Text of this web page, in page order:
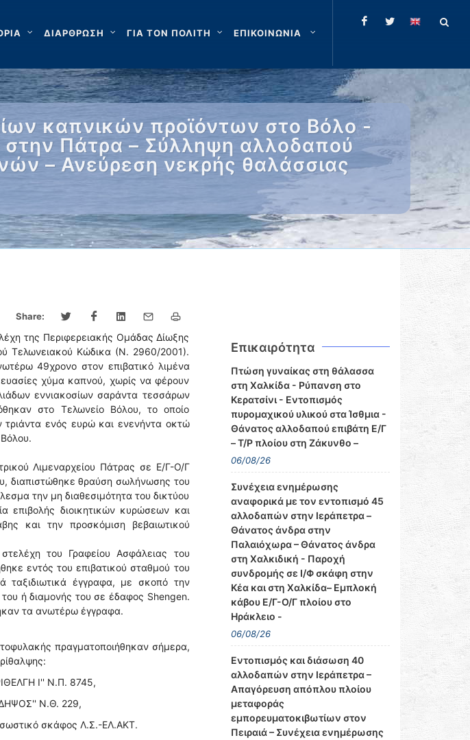
ΔΙΑΡΘΡΩΣΗ ΓΙΑ ΤΟΝ ΠΟΛΙΤΗ ΕΠΙΚΟΙΝΩΝΙΑ
καπνικών προϊόντων στο Βόλο -
Πάτρα – Σύλληψη αλλοδαπού
– Ανεύρεση νεκρής θαλάσσιας
Share:
της Περιφερειακής Ομάδας Δίωξης
Τελωνειακού Κώδικα (Ν. 2960/2001).
49χρονο στον επιβατικό λιμένα
χύμα καπνού, χωρίς να φέρουν
εννιακοσίων σαράντα τεσσάρων
στο Τελωνείο Βόλου, το οποίο
ενός ευρώ και ενενήντα οκτώ
Λιμεναρχείου Πάτρας σε Ε/Γ-Ο/Γ
διαπιστώθηκε θραύση σωλήνωσης του
την μη διαθεσιμότητα του δικτύου
επιβολής διοικητικών κυρώσεων και
και την προσκόμιση βεβαιωτικού
του Γραφείου Ασφάλειας του
εντός του επιβατικού σταθμού του
ταξιδιωτικά έγγραφα, με σκοπό την
ή διαμονής του σε έδαφος Shengen.
τα ανωτέρω έγγραφα.
πραγματοποιήθηκαν σήμερα,
Ι'' Ν.Π. 8745,
Ν.Θ. 229,
σκάφος Λ.Σ.-ΕΛ.ΑΚΤ.
Επικαιρότητα
Πτώση γυναίκας στη θάλασσα
στη Χαλκίδα - Ρύπανση στο
Κερατσίνι - Εντοπισμός
πυρομαχικού υλικού στα Ίσθμια -
Θάνατος αλλοδαπού επιβάτη Ε/Γ
– Τ/Ρ πλοίου στη Ζάκυνθο –
06/08/26
Συνέχεια ενημέρωσης
αναφορικά με τον εντοπισμό 45
αλλοδαπών στην Ιεράπετρα –
Θάνατος άνδρα στην
Παλαιόχωρα – Θάνατος άνδρα
στη Χαλκιδική - Παροχή
συνδρομής σε Ι/Φ σκάφη στην
Κέα και στη Χαλκίδα– Εμπλοκή
κάβου Ε/Γ-Ο/Γ πλοίου στο
Ηράκλειο -
06/08/26
Εντοπισμός και διάσωση 40
αλλοδαπών στην Ιεράπετρα –
Απαγόρευση απόπλου πλοίου
μεταφοράς
εμπορευματοκιβωτίων στον
Πειραιά – Συνέχεια ενημέρωσης